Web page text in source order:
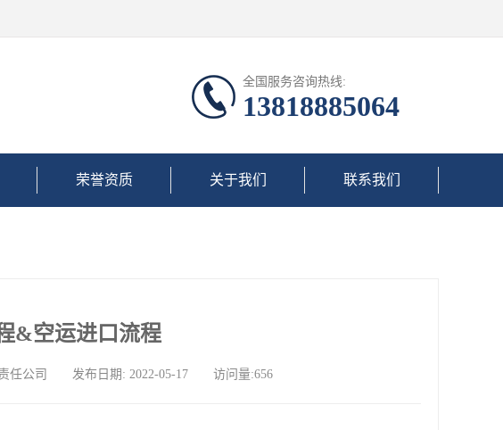
全国服务咨询热线:
13818885064
荣誉资质 关于我们 联系我们
&空运进口流程
责任公司 发布日期: 2022-05-17 访问量:656